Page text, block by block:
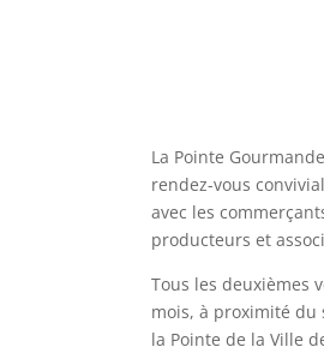
La Pointe
rendez-vous
avec les
producteurs et
Tous les deuxièmes
mois, à proximité du
la Pointe de la Ville